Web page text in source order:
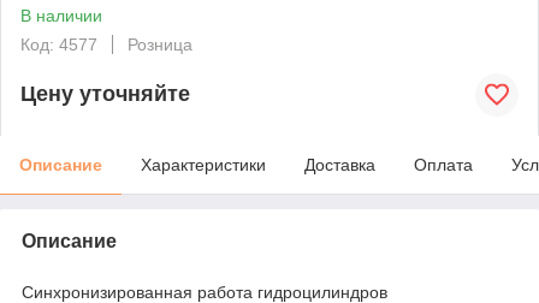
В наличии
Код: 4577
Розница
Цену уточняйте
Описание Характеристики Доставка Оплата
Описание
Синхронизированная работа гидроцилиндров